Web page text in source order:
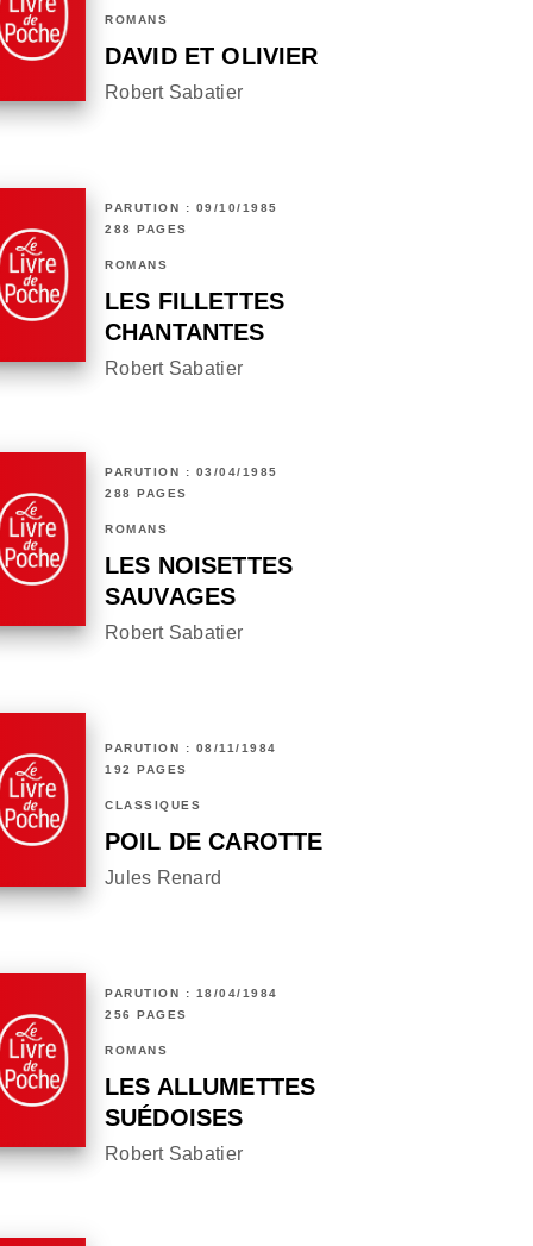
ROMANS
DAVID ET OLIVIER
Robert Sabatier
PARUTION : 09/10/1985
288 PAGES
ROMANS
LES FILLETTES
CHANTANTES
Robert Sabatier
PARUTION : 03/04/1985
288 PAGES
ROMANS
LES NOISETTES
SAUVAGES
Robert Sabatier
PARUTION : 08/11/1984
192 PAGES
CLASSIQUES
POIL DE CAROTTE
Jules Renard
PARUTION : 18/04/1984
256 PAGES
ROMANS
LES ALLUMETTES
SUÉDOISES
Robert Sabatier